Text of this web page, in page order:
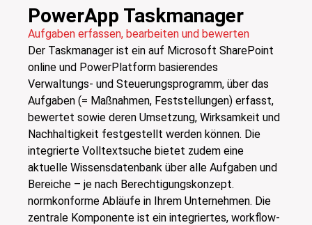
PowerApp Taskmanager
Aufgaben erfassen, bearbeiten und bewerten
Der Taskmanager ist ein auf Microsoft SharePoint
online und PowerPlatform basierendes
Verwaltungs- und Steuerungsprogramm, über das
Aufgaben (= Maßnahmen, Feststellungen) erfasst,
bewertet sowie deren Umsetzung, Wirksamkeit und
Nachhaltigkeit festgestellt werden können. Die
integrierte Volltextsuche bietet zudem eine
aktuelle Wissensdatenbank über alle Aufgaben und
Bereiche – je nach Berechtigungskonzept.
normkonforme Abläufe in Ihrem Unternehmen. Die
zentrale Komponente ist ein integriertes, workflow-